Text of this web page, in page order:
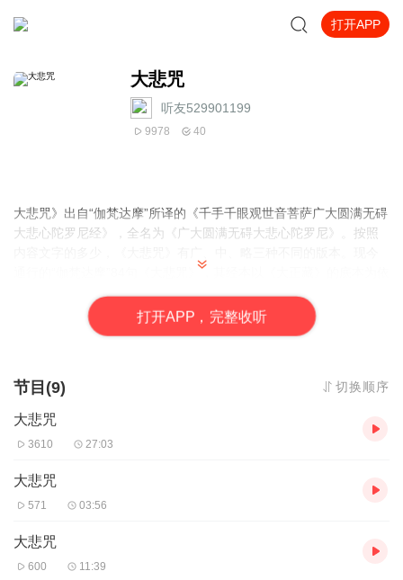
打开APP
大悲咒
听友529901199
9978 40
大悲咒》出自“伽梵达摩”所译的《千手千眼观世音菩萨广大圆满无碍
大悲心陀罗尼经》，全名为《广大圆满无碍大悲心陀罗尼》。按照
通行的“伽梵达摩”84句《大悲咒》，其经本以《大正藏》的底本为依
据，是一个变化差异较大的晚期增改本，并非“伽梵达摩”译本的原始
面貌。除此类藏经外，还有一些很重要且更准确的可参考文献。如
与译经年代较接近的敦煌抄本、房山石经，以及与汉译本多有一致
打开APP，完整收听
节目(9) 切换顺序
大悲咒
3610 27:03
大悲咒
571 03:56
大悲咒
600 11:39